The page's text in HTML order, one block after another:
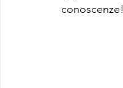
conoscenze!